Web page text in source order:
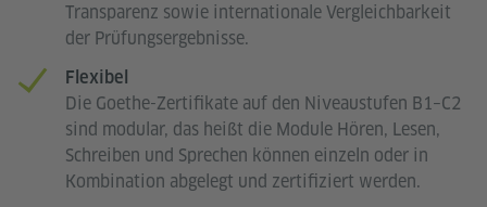
Transparenz sowie internationale Vergleichbarkeit
der Prüfungsergebnisse.
Flexibel
Die Goethe-Zertifikate auf den Niveaustufen B1–C2
sind modular, das heißt die Module Hören, Lesen,
Schreiben und Sprechen können einzeln oder in
Kombination abgelegt und zertifiziert werden.